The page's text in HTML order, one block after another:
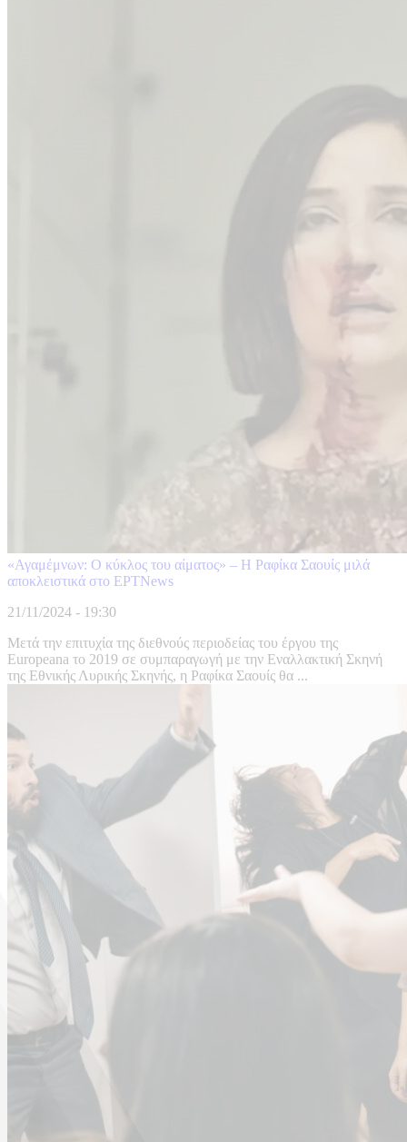
«Αγαμέμνων: Ο κύκλος του αίματος» – Η Ραφίκα Σαουίς μιλά
αποκλειστικά στο ΕΡΤΝews
21/11/2024 - 19:30
Μετά την επιτυχία της διεθνούς περιοδείας του έργου της
Europeana το 2019 σε συμπαραγωγή με την Εναλλακτική Σκηνή
της Εθνικής Λυρικής Σκηνής, η Ραφίκα Σαουίς θα ...